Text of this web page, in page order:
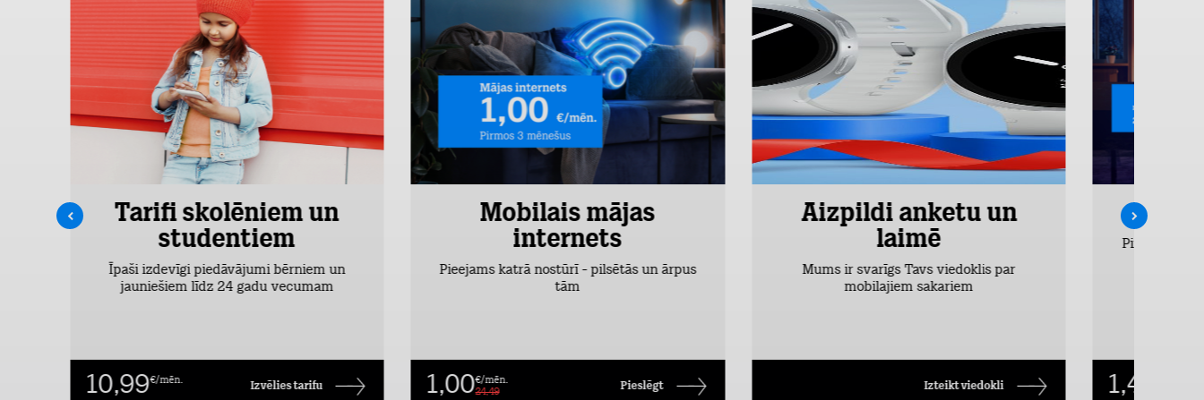
Tarifi skolēniem un
studentiem
Īpaši izdevīgi piedāvājumi bērniem un
jauniešiem līdz 24 gadu vecumam
10,99€/mēn. Izvēlies tarifu
Mobilais mājas
internets
Pieejams katrā nostūrī - pilsētās un ārpus
tām
1,00€/mēn.
24,49
Pieslēgt
Aizpildi anketu un
laimē
Mums ir svarīgs Tavs viedoklis par
mobilajiem sakariem
Izteikt viedokli
Pirmos 2
1,49